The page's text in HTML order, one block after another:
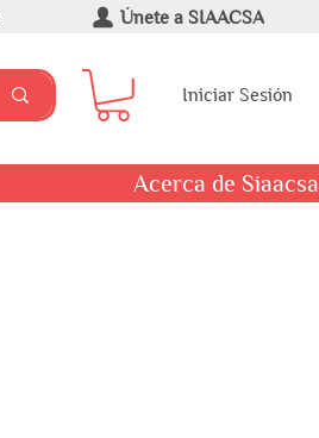
Únete a SIAACSA
Iniciar Sesión
Acerca de Siaacsa